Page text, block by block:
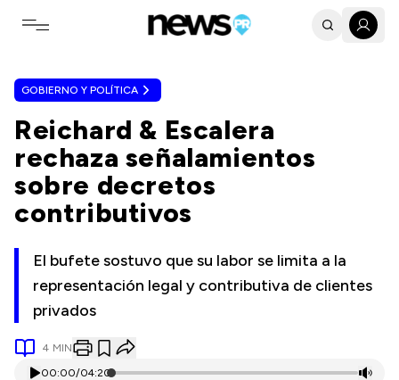
Toggle navigation menu
GOBIERNO Y POLÍTICA
Reichard & Escalera
rechaza señalamientos
sobre decretos
contributivos
El bufete sostuvo que su labor se limita a la
representación legal y contributiva de clientes
privados
4 MIN
00:00/04:20